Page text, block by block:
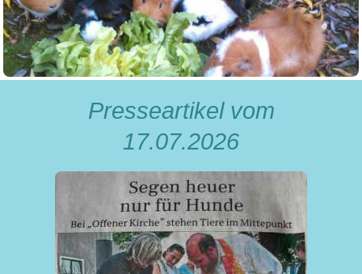
Presseartikel vom
17.07.2026